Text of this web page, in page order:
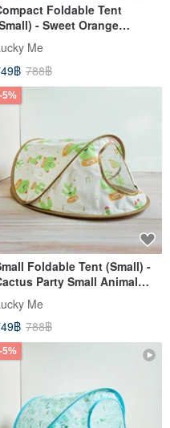
Foldable Tent
- Sweet Orange
Cat Pet Tent Special
Me
฿ 788฿
-5%
Foldable Tent (Small) -
Party Small Animal
8 Patterns
Me
฿ 788฿
-5%